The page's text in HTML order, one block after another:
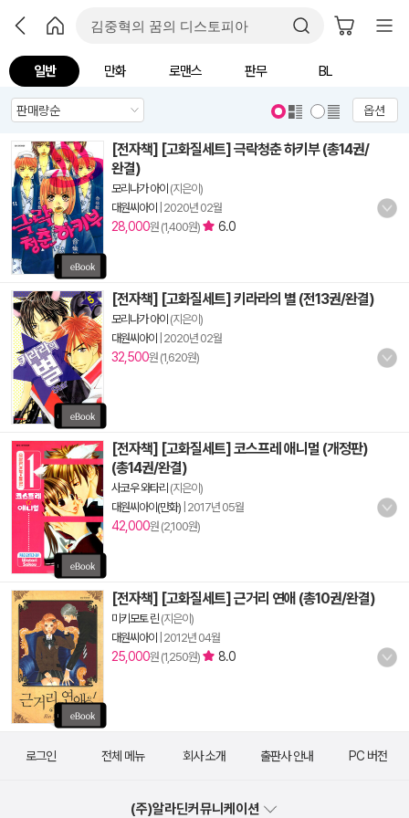
일반 만화 로맨스 판무 BL
옵션
[전자책] [고화질세트] 극락청춘 하키부 (총14권/
완결)
모리나가 아이 (지은이)
대원씨아이
2020년 02월
28,000원 (1,400원) 6.0
[전자책] [고화질세트] 키라라의 별 (전13권/완결)
모리나가 아이 (지은이)
대원씨아이
2020년 02월
32,500원 (1,620원)
[전자책] [고화질세트] 코스프레 애니멀 (개정판)
(총14권/완결)
사코우 와타리 (지은이)
대원씨아이(만화) 2017년 05월
42,000원 (2,100원)
[전자책] [고화질세트] 근거리 연애 (총10권/완결)
미키모토 린 (지은이)
대원씨아이
2012년 04월
25,000원 (1,250원) 8.0
로그인 전체 메뉴 회사 소개 출판사 안내 PC 버전
(주)알라딘커뮤니케이션